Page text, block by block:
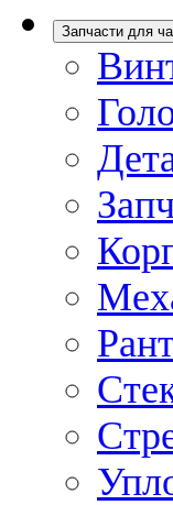
Запчасти для